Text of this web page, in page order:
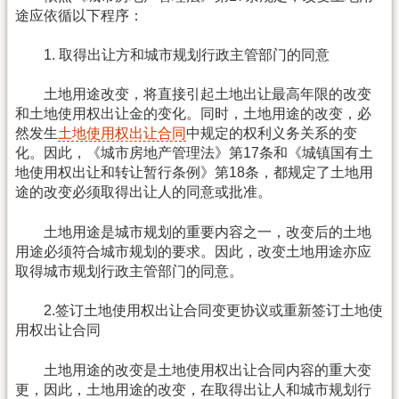
途应依循以下程序：
1. 取得出让方和城市规划行政主管部门的同意
土地用途改变，将直接引起土地出让最高年限的改变
和土地使用权出让金的变化。同时，土地用途的改变，必
然发生土地使用权出让合同 中规定的权利义务关系的变
化。因此，《城市房地产管理法》第17条和《城镇国有土
地使用权出让和转让暂行条例》第18条，都规定了土地用
途的改变必须取得出让人的同意或批准。
土地用途是城市规划的重要内容之一，改变后的土地
用途必须符合城市规划的要求。因此，改变土地用途亦应
取得城市规划行政主管部门的同意。
2.签订土地使用权出让合同变更协议或重新签订土地使
用权出让合同
土地用途的改变是土地使用权出让合同内容的重大变
更，因此，土地用途的改变，在取得出让人和城市规划行